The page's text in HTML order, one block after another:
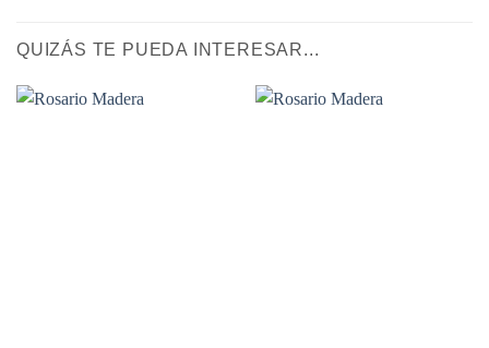
QUIZÁS TE PUEDA INTERESAR...